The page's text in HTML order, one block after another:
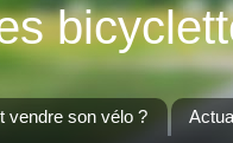
vendre son vélo ?